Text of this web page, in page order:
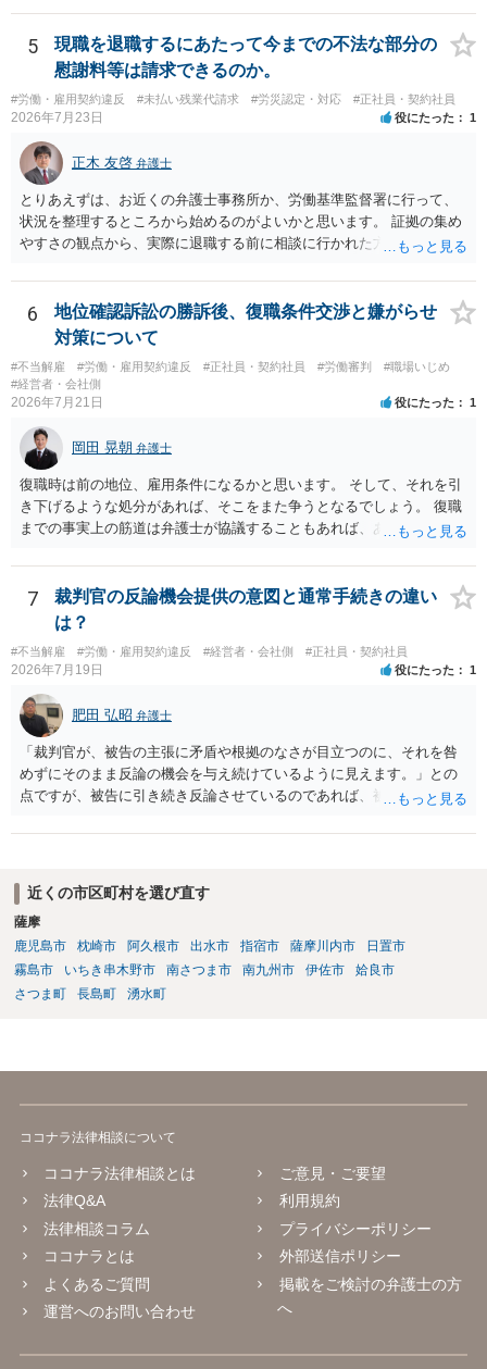
バランスの問題もありますが、修正余地があるうえ、後から争うより
コストを抑えやすいので、資料等を持参の上弁護士に確認されること
をお勧めします。 ・事務所側の解除でも、解除理由によってはタレン
ト側に損害賠償が発生する建付けになっていることはあります。ただ
し、事務所側が一方的に解除したのにタレントへ違約金を課す設計
は、合理性や対価性を欠くとして争いやすいです。逆に、タレント側
の重大な契約違反がある場合は、実損害の範囲で請求される可能性は
あります。
5
現職を退職するにあたって今までの不法な部分の
慰謝料等は請求できるのか。
#労働・雇用契約違反 #未払い残業代請求 #労災認定・対応 #正社員・契約社員
2026年7月23日 役にたった 1
正木 友啓 弁護士
とりあえずは、お近くの弁護士事務所か、労働基準監督署に行って、
状況を整理するところから始めるのがよいかと思います。 証拠の集め
やすさの観点から、実際に退職する前に相談に行かれた方がよいかと
6
地位確認訴訟の勝訴後、復職条件交渉と嫌がらせ
対策について
#不当解雇 #労働・雇用契約違反 #正社員・契約社員 #労働審判
#職場いじめ
#経営者・会社側
2026年7月21日 役にたった 1
岡田 晃朝 弁護士
復職時は前の地位、雇用条件になるかと思います。 そして、それを引
き下げるような処分があれば、そこをまた争うとなるでしょう。 復職
までの事実上の筋道は弁護士が協議することもあれば、あなたがご自
ょうから、別途費用が発生することもありますが、出勤日時の設定く
らいならサービスでしてくれるかもしれません。
7
裁判官の反論機会提供の意図と通常手続きの違い
は？
#不当解雇 #労働・雇用契約違反 #経営者・会社側 #正社員・契約社員
2026年7月19日 役にたった 1
肥田 弘昭 弁護士
「裁判官が、被告の主張に矛盾や根拠のなさが目立つのに、それを咎
めずにそのまま反論の機会を与え続けているように見えます。」との
点ですが、被告に引き続き反論させているのであれば、被告の主張が
くしている場合があります。被告がこれ以上ありませんと言えば終わ
近くの市区町村を選び直す
薩摩
鹿児島市
枕崎市 阿久根市 出水市 指宿市 薩摩川内市
日置市
霧島市
いちき串木野市 南さつま市 南九州市 伊佐市
姶良市
さつま町
長島町 湧水町
ココナラ法律相談について
ココナラ法律相談とは
法律Q&A
法律相談コラム
ココナラとは
よくあるご質問
運営へのお問い合わせ
ご意見・ご要望
利用規約
プライバシーポリシー
外部送信ポリシー
掲載をご検討の弁護士の方
へ